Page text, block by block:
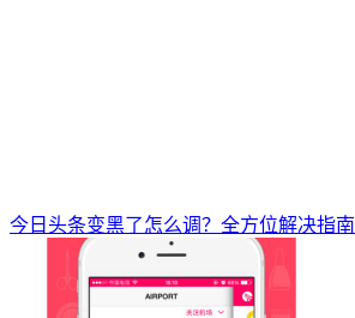
今日头条变黑了怎么调？全方位解决指南